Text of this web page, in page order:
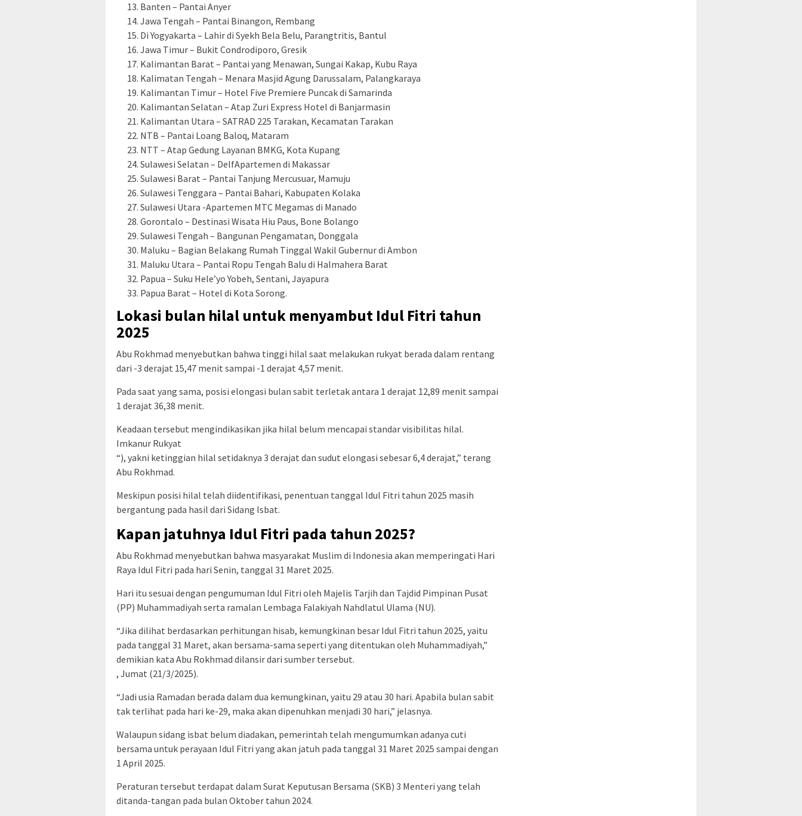
Banten – Pantai Anyer
Jawa Tengah – Pantai Binangon, Rembang
Di Yogyakarta – Lahir di Syekh Bela Belu, Parangtritis, Bantul
Jawa Timur – Bukit Condrodiporo, Gresik
Kalimantan Barat – Pantai yang Menawan, Sungai Kakap, Kubu Raya
Kalimatan Tengah – Menara Masjid Agung Darussalam, Palangkaraya
Kalimantan Timur – Hotel Five Premiere Puncak di Samarinda
Kalimantan Selatan – Atap Zuri Express Hotel di Banjarmasin
Kalimantan Utara – SATRAD 225 Tarakan, Kecamatan Tarakan
NTB – Pantai Loang Baloq, Mataram
NTT – Atap Gedung Layanan BMKG, Kota Kupang
Sulawesi Selatan – DelfApartemen di Makassar
Sulawesi Barat – Pantai Tanjung Mercusuar, Mamuju
Sulawesi Tenggara – Pantai Bahari, Kabupaten Kolaka
Sulawesi Utara -Apartemen MTC Megamas di Manado
Gorontalo – Destinasi Wisata Hiu Paus, Bone Bolango
Sulawesi Tengah – Bangunan Pengamatan, Donggala
Maluku – Bagian Belakang Rumah Tinggal Wakil Gubernur di Ambon
Maluku Utara – Pantai Ropu Tengah Balu di Halmahera Barat
Papua – Suku Hele’yo Yobeh, Sentani, Jayapura
Papua Barat – Hotel di Kota Sorong.
Lokasi bulan hilal untuk menyambut Idul Fitri tahun
2025
Abu Rokhmad menyebutkan bahwa tinggi hilal saat melakukan rukyat berada dalam rentang
dari -3 derajat 15,47 menit sampai -1 derajat 4,57 menit.
Pada saat yang sama, posisi elongasi bulan sabit terletak antara 1 derajat 12,89 menit sampai
1 derajat 36,38 menit.
Keadaan tersebut mengindikasikan jika hilal belum mencapai standar visibilitas hilal.
Imkanur Rukyat
“), yakni ketinggian hilal setidaknya 3 derajat dan sudut elongasi sebesar 6,4 derajat,” terang
Abu Rokhmad.
Meskipun posisi hilal telah diidentifikasi, penentuan tanggal Idul Fitri tahun 2025 masih
bergantung pada hasil dari Sidang Isbat.
Kapan jatuhnya Idul Fitri pada tahun 2025?
Abu Rokhmad menyebutkan bahwa masyarakat Muslim di Indonesia akan memperingati Hari
Raya Idul Fitri pada hari Senin, tanggal 31 Maret 2025.
Hari itu sesuai dengan pengumuman Idul Fitri oleh Majelis Tarjih dan Tajdid Pimpinan Pusat
(PP) Muhammadiyah serta ramalan Lembaga Falakiyah Nahdlatul Ulama (NU).
“Jika dilihat berdasarkan perhitungan hisab, kemungkinan besar Idul Fitri tahun 2025, yaitu
pada tanggal 31 Maret, akan bersama-sama seperti yang ditentukan oleh Muhammadiyah,”
demikian kata Abu Rokhmad dilansir dari sumber tersebut.
, Jumat (21/3/2025).
“Jadi usia Ramadan berada dalam dua kemungkinan, yaitu 29 atau 30 hari. Apabila bulan sabit
tak terlihat pada hari ke-29, maka akan dipenuhkan menjadi 30 hari,” jelasnya.
Walaupun sidang isbat belum diadakan, pemerintah telah mengumumkan adanya cuti
bersama untuk perayaan Idul Fitri yang akan jatuh pada tanggal 31 Maret 2025 sampai dengan
1 April 2025.
Peraturan tersebut terdapat dalam Surat Keputusan Bersama (SKB) 3 Menteri yang telah
ditanda-tangan pada bulan Oktober tahun 2024.